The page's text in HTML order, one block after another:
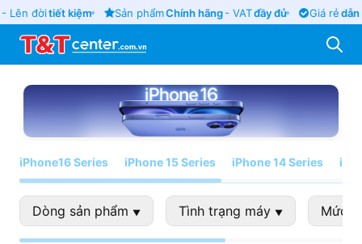
Lên đờitiết kiệm Sản phẩmChính hãng- VATđầy đủ Giá rẻdẫn
iPhone16 Series iPhone 15 Series iPhone 14 Series
Dòng sản phẩm ▼ Tình trạng máy ▼ Mức